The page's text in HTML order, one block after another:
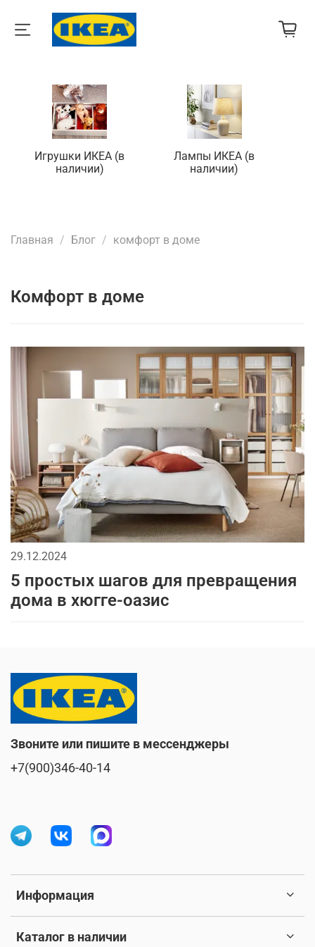
Игрушки ИКЕА (в
наличии)
Лампы ИКЕА (в
наличии)
Главная Блог комфорт в доме
комфорт в доме
29.12.2024
5 простых шагов для превращения
дома в хюгге-оазис
Информация
Каталог в наличии
Звоните или пишите в мессенджеры
+7(900)346-40-14